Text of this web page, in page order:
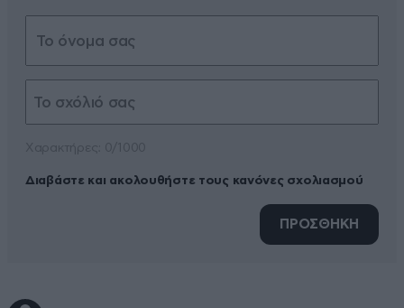
Διαβάστε και ακολουθήστε τους κανόνες σχολιασμού
ΠΡΟΣΘΗΚΗ